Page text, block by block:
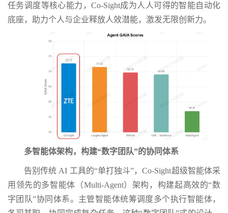
任务调度等核心能力，Co-Sight成为人人可得的智能自动化
底座，助力个人与企业释放人效潜能，激发无限创新力。
多智能体架构，构建“数字团队”的协同体系
告别传统 AI 工具的“单打独斗”，Co-Sight超级智能体采
用领先的多智能体（Multi-Agent）架构，构建起高效的“数
字团队”协同体系。主管智能体统筹调度多个执行智能体，